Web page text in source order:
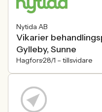
Nytida AB
Vikarier
Gylleby, Sunne
Hagfors28/1 – tillsvidare